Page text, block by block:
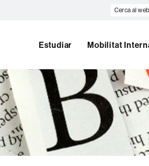
Cerca
Estudiar Mobilitat